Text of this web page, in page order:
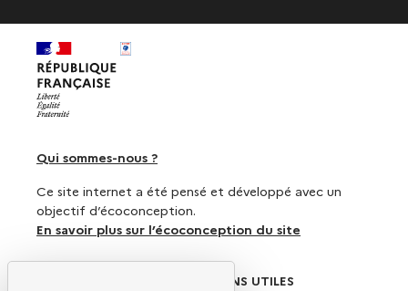
Qui sommes-nous ?
Ce site internet a été pensé et développé avec un
objectif d’écoconception.
En savoir plus sur l’écoconception du site
LIENS UTILES